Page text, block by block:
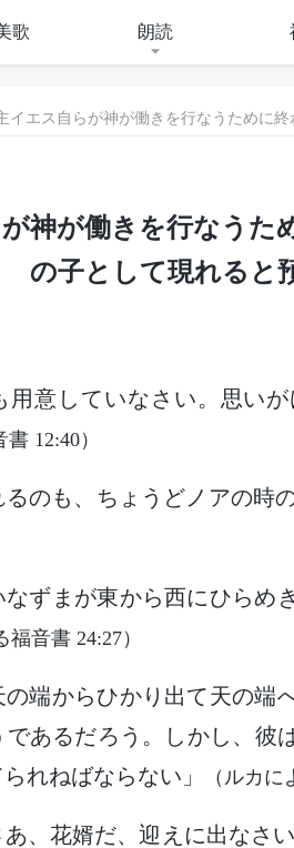
歌 朗読
イエス自らが神が働きを行なうために
神が働きを行なうた
の子として現れると
用意していなさい。思い
12:40）
るのも、ちょうどノアの時
なずまが東から西にひら
福音書 24:27）
の端からひかり出て天の端
あるだろう。しかし、彼
れねばならない」
（ルカに
あ、花婿だ、迎えに出なさ